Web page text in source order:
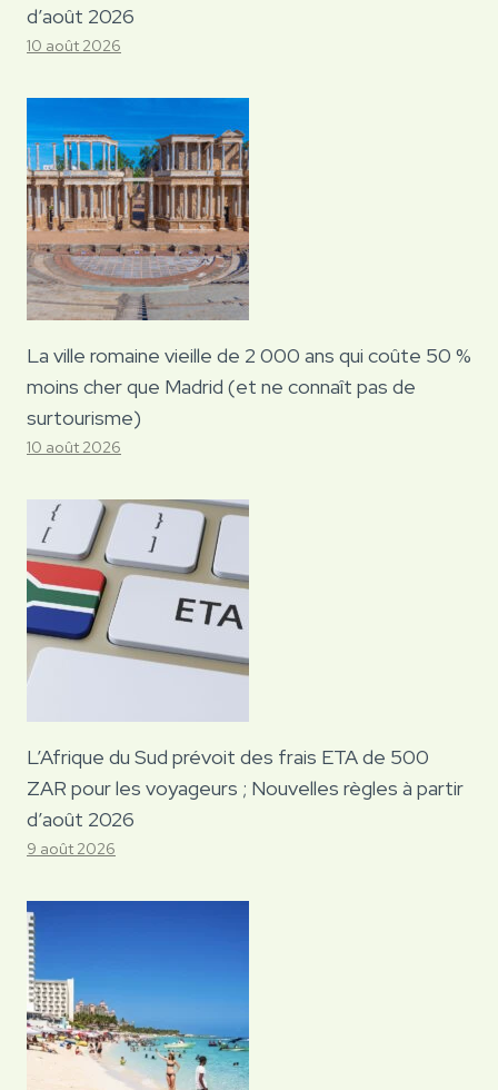
d’août 2026
10 août 2026
La ville romaine vieille de 2 000 ans qui coûte 50 %
moins cher que Madrid (et ne connaît pas de
surtourisme)
10 août 2026
L’Afrique du Sud prévoit des frais ETA de 500
ZAR pour les voyageurs ; Nouvelles règles à partir
d’août 2026
9 août 2026